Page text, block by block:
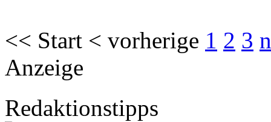
<< Start < vorherige 1 2 3
Anzeige
Redaktionstipps